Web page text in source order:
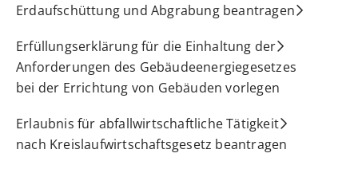
Erdaufschüttung und Abgrabung beantragen
Erfüllungserklärung für die Einhaltung der
Anforderungen des Gebäudeenergiegesetzes
bei der Errichtung von Gebäuden vorlegen
Erlaubnis für abfallwirtschaftliche Tätigkeit
nach Kreislaufwirtschaftsgesetz beantragen